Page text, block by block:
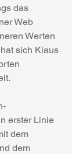
das
Web
Werten
sich Klaus
erster Linie
dem
dem